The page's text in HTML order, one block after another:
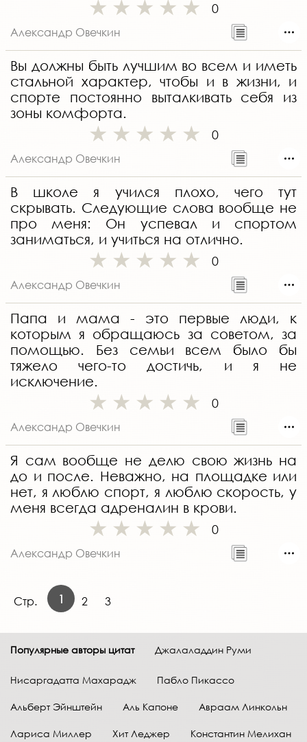
0
Александр Овечкин
Вы должны быть лучшим во всем и иметь
стальной характер, чтобы и в жизни, и
спорте постоянно выталкивать себя из
зоны комфорта.
0
Александр Овечкин
В школе я учился плохо, чего тут
скрывать. Следующие слова вообще не
про меня: Он успевал и спортом
заниматься, и учиться на отлично.
0
Александр Овечкин
Папа и мама - это первые люди, к
которым я обращаюсь за советом, за
помощью. Без семьи всем было бы
тяжело чего-то достичь, и я не
исключение.
0
Александр Овечкин
Я сам вообще не делю свою жизнь на
до и после. Неважно, на площадке или
нет, я люблю спорт, я люблю скорость, у
меня всегда адреналин в крови.
0
Александр Овечкин
Стр. 1 2 3
Популярные авторы цитат Джалаладдин Руми
Нисаргадатта Махарадж Пабло Пикассо
Альберт Эйнштейн Аль Капоне Авраам Линкольн
Лариса Миллер Хит Леджер Константин Мелихан